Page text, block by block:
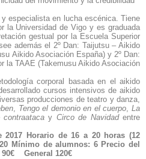
especialista en lucha escénica. Tiene
la Universidad de Vigo y es graduada
gestual por la Escuela Superior
además el 2º Dan: Taijutsu – Aikido
Aikido Asociación España) y 2º Dan:
la TAAE (Takemusu Aikido Asociación
corporal basada en el aikido
cursos intensivos de aikido
producciones de teatro y danza,
, Tengo el demonio en el cuerpo,La
contraataca y Circo de Navidadentre
2017 Horario de 16 a 20 horas (12
Mínimo de alumnos: 6 Precio del
General 120€